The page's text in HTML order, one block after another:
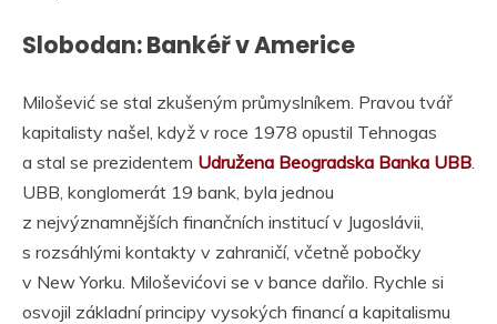
Slobodan: Bankéř v Americe
Milošević se stal zkušeným průmyslníkem. Pravou tvář
kapitalisty našel, když v roce 1978 opustil Tehnogas
a stal se prezidentem Udružena Beogradska Banka UBB.
UBB, konglomerát 19 bank, byla jednou
z nejvýznamnějších finančních institucí v Jugoslávii,
s rozsáhlými kontakty v zahraničí, včetně pobočky
v New Yorku. Miloševićovi se v bance dařilo. Rychle si
osvojil základní principy vysokých financí a kapitalismu